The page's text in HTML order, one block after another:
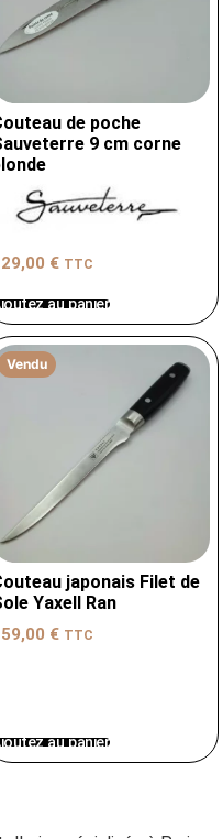
de poche
9 cm corne
€ TTC
au panier
Vendu
japonais Filet de
Yaxell Ran
€ TTC
au panier